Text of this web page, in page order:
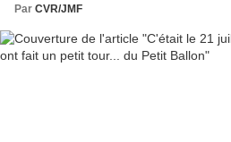
Par CVR/JMF